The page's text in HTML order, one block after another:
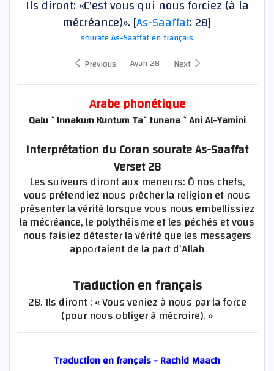
Ils diront: «C'est vous qui nous forciez (à la
mécréance)». [As-Saaffat: 28]
sourate As-Saaffat en français
Previous
Ayah 28 Next
Arabe phonétique
Qalu `Innakum Kuntum Ta`tunana `Ani Al-Yamini
Interprétation du Coran sourate As-Saaffat
Verset 28
Les suiveurs diront aux meneurs: Ô nos chefs,
vous prétendiez nous prêcher la religion et nous
présenter la vérité lorsque vous nous embellissiez
la mécréance, le polythéisme et les péchés et vous
nous faisiez détester la vérité que les messagers
apportaient de la part d’Allah
Traduction en français
28. Ils diront : « Vous veniez à nous par la force
(pour nous obliger à mécroire). »
Traduction en français - Rachid Maach